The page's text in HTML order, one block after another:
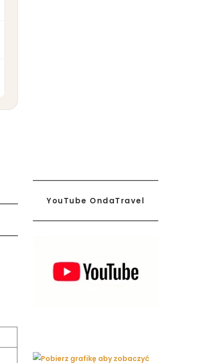
YouTube OndaTravel